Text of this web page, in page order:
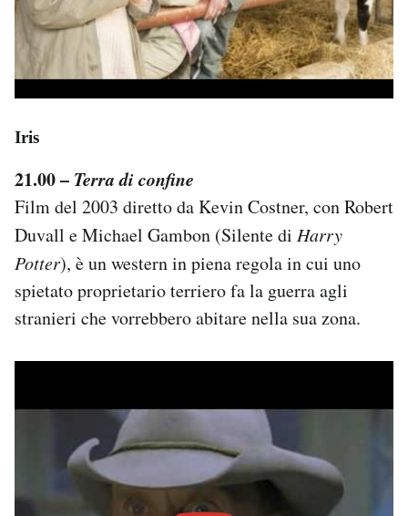
Iris
21.00 – Terra di confine
Film del 2003 diretto da Kevin Costner, con Robert
Duvall e Michael Gambon (Silente di Harry
Potter), è un western in piena regola in cui uno
spietato proprietario terriero fa la guerra agli
stranieri che vorrebbero abitare nella sua zona.